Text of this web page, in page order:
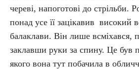
череві, напоготові до стрільби.
понад усе її зацікавив високий
балаклави. Він лише всміхався,
заклавши руки за спину. Це був
якого вона тут побачила в